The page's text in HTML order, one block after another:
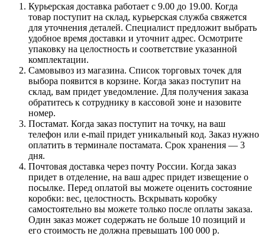
Курьерская доставка работает с 9.00 до 19.00. Когда
товар поступит на склад, курьерская служба свяжется
для уточнения деталей. Специалист предложит выбрать
удобное время доставки и уточнит адрес. Осмотрите
упаковку на целостность и соответствие указанной
комплектации.
Самовывоз из магазина. Список торговых точек для
выбора появится в корзине. Когда заказ поступит на
склад, вам придет уведомление. Для получения заказа
обратитесь к сотруднику в кассовой зоне и назовите
номер.
Постамат. Когда заказ поступит на точку, на ваш
телефон или e-mail придет уникальный код. Заказ нужно
оплатить в терминале постамата. Срок хранения — 3
дня.
Почтовая доставка через почту России. Когда заказ
придет в отделение, на ваш адрес придет извещение о
посылке. Перед оплатой вы можете оценить состояние
коробки: вес, целостность. Вскрывать коробку
самостоятельно вы можете только после оплаты заказа.
Один заказ может содержать не больше 10 позиций и
его стоимость не должна превышать 100 000 р.